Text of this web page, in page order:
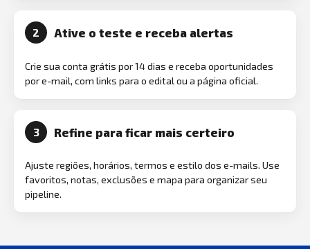
2 Ative o teste e receba alertas
Crie sua conta grátis por 14 dias e receba oportunidades
por e-mail, com links para o edital ou a página oficial.
3 Refine para ficar mais certeiro
Ajuste regiões, horários, termos e estilo dos e-mails. Use
favoritos, notas, exclusões e mapa para organizar seu
pipeline.